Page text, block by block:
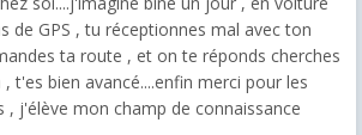
de GPS , tu réceptionnes mal avec ton
ta route , et on te réponds cherches
, t'es bien avancé....enfin merci pour les
, j'élève mon champ de connaissance